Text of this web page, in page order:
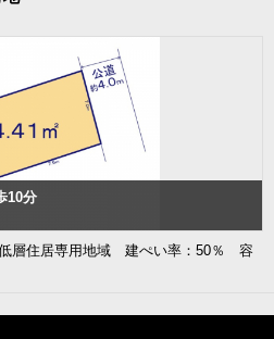
10分
層住居専用地域 建ぺい率：50％ 容